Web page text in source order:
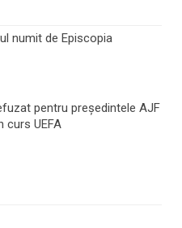
numit de Episcopia
pentru preşedintele AJF
curs UEFA